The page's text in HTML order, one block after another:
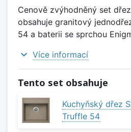
Cenově zvýhodněný set
obsahuje granitový
54 a baterii se sprchou
expand_more Více informací
Tento set obsahuje
Kuchyňský dřez
Truffle 54